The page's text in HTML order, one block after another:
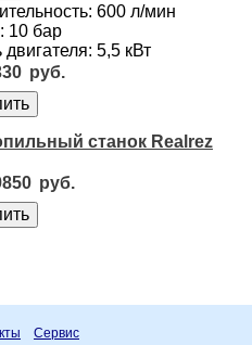
600 л/мин
10 бар
5,5 кВт
станок Realrez
Сервис